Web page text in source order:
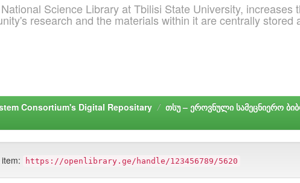
Science Library at Tbilisi State University, increases
research and the materials within it are centrally stored
Consortium's Digital Repositary თსუ – ეროვნული სამეცნიერო
https://openlibrary.ge/handle/123456789/5620